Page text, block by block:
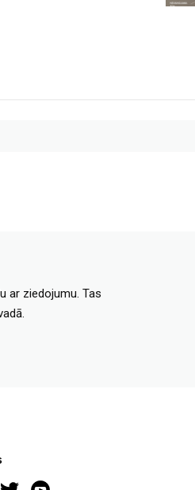
ar ziedojumu. Tas